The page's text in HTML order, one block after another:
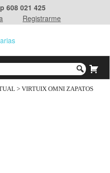
608 021 425
Registrarme
> VIRTUIX OMNI ZAPATOS